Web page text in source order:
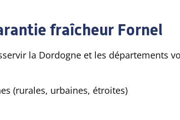
fraîcheur Fornel
la Dordogne et les départements
(rurales, urbaines, étroites)